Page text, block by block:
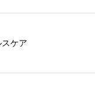
ケア